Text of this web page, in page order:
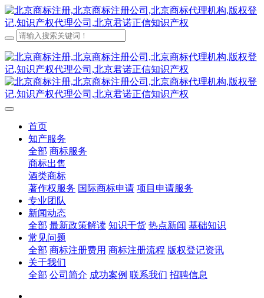
首页
知产服务
全部 商标服务
商标出售
酒类商标
著作权服务 国际商标申请 项目申请服务
专业团队
新闻动态
全部 最新政策解读 知识干货 热点新闻 基础知识
常见问题
全部 商标注册费用 商标注册流程 版权登记资讯
关于我们
全部 公司简介 成功案例 联系我们 招聘信息